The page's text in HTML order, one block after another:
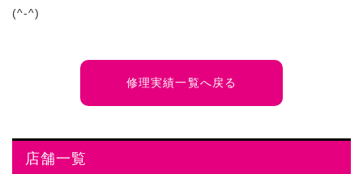
(^-^)
修理実績一覧へ戻る
店舗一覧